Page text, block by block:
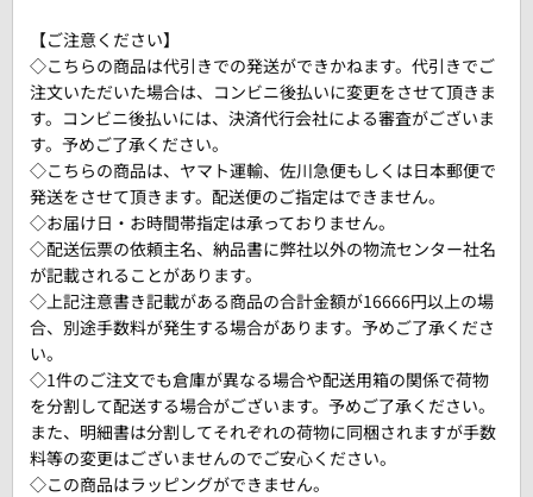
【ご注意ください】
◇こちらの商品は代引きでの発送ができかねます。代引きでご
注文いただいた場合は、コンビニ後払いに変更をさせて頂きま
す。コンビニ後払いには、決済代行会社による審査がございま
す。予めご了承ください。
◇こちらの商品は、ヤマト運輸、佐川急便もしくは日本郵便で
発送をさせて頂きます。配送便のご指定はできません。
◇お届け日・お時間帯指定は承っておりません。
◇配送伝票の依頼主名、納品書に弊社以外の物流センター社名
が記載されることがあります。
◇上記注意書き記載がある商品の合計金額が16666円以上の場
合、別途手数料が発生する場合があります。予めご了承くださ
い。
◇1件のご注文でも倉庫が異なる場合や配送用箱の関係で荷物
を分割して配送する場合がございます。予めご了承ください。
また、明細書は分割してそれぞれの荷物に同梱されますが手数
料等の変更はございませんのでご安心ください。
◇この商品はラッピングができません。